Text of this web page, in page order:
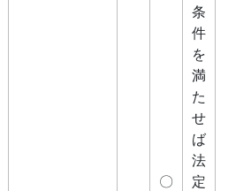
〇
条
件
を
満
た
せ
ば
法
定